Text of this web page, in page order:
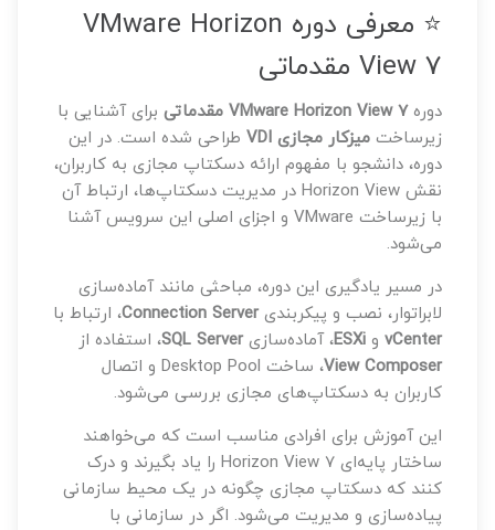
⭐ معرفی دوره VMware Horizon
View 7 مقدماتی
دورهVMware Horizon View 7 مقدماتی
برای آشنایی با
زیرساخت میزکار مجازی VDI
طراحی شده است. در این
دوره، دانشجو با مفهوم ارائه دسکتاپ مجازی به کاربران،
نقش Horizon View در مدیریت دسکتاپ‌ها، ارتباط آن
با زیرساخت VMware و اجزای اصلی این سرویس آشنا
می‌شود.
در مسیر یادگیری این دوره، مباحثی مانند آماده‌سازی
لابراتوار، نصب و پیکربندیConnection Server، ارتباط با
vCenterو ESXi، آماده‌سازیSQL Server، استفاده از
View Composer
، ساخت Desktop Pool و اتصال
کاربران به دسکتاپ‌های مجازی بررسی می‌شود.
این آموزش برای افرادی مناسب است که می‌خواهند
ساختار پایه‌ای Horizon View 7 را یاد بگیرند و درک
کنند که دسکتاپ مجازی چگونه در یک محیط سازمانی
پیاده‌سازی و مدیریت می‌شود. اگر در سازمانی با